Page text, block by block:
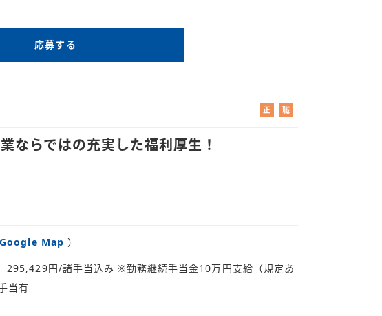
応募する
正
職
ならではの充実した福利厚生！
Google Map ）
円/諸手当込み ※勤務継続手当金10万円支給（規定あ
当有